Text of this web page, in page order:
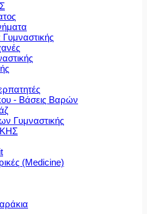
- Βάσεις Βαρών
Γυμναστικής
(Medicine)